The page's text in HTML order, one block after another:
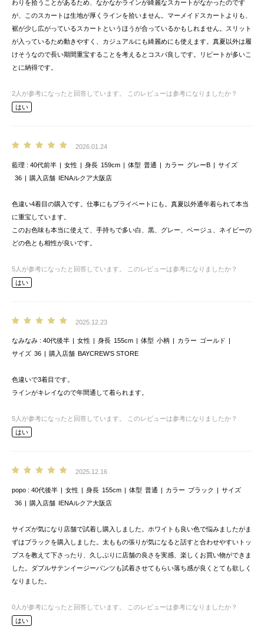
わりを拾うことがあるため、なかなかラインが綺麗なスカートがなかったのです
が、このスカートは生地が厚くラインを拾いません。マーメイドスカートよりも、
裾が少し広がっているスカートというほうが合っているかもしれません。スリット
が入っているため動きやすく、カジュアルにも綺麗めにも使えます。真夏以外は履
けそうなので長い期間重宝することを考えるとコスパ良しです。リピートが多いこ
とに納得です。
2 人が参考になったと回答しています。
このレビューは参考になりましたか？
はい
2026.01.24
藍理 40代前半 女性 身長 159cm 体型 普通 カラー グレーB
サイズ
36
購入店舗 IENAルクア大阪店
色違い4着目の購入です。仕事にもプライベートにも。真夏以外通年着られて本当
に重宝しています。
このお色味も本当に使えて、手持ちで多い白、黒、グレー、ベージュ、ネイビーの
どの色とも相性が良いです。
5 人が参考になったと回答しています。
このレビューは参考になりましたか？
はい
2025.12.23
なみなみ 40代後半 女性 身長 155cm 体型 小柄 カラー ゴールド
サイズ 36 購入店舗 BAYCREW’S STORE
色違いで3着目です。
ラインがキレイなので年間通して着られます。
5 人が参考になったと回答しています。
このレビューは参考になりましたか？
はい
2025.12.16
popo 40代後半 女性 身長 155cm 体型 普通 カラー ブラック
サイズ
36
購入店舗 IENAルクア大阪店
サイズが気になり店舗で試着し購入しました。ホワイトも良い色で悩みましたがま
ずはブラックを購入しました。太ももの張りが気になると話すと合わせやすいトッ
プスを教えて下さったり、久しぶりに店舗の良さを実感、楽しくお買い物ができま
した。ダブルサテンイージーパンツも試着させてもらい落ち感が良くとても欲しく
なりました。
0 人が参考になったと回答しています。
このレビューは参考になりましたか？
はい